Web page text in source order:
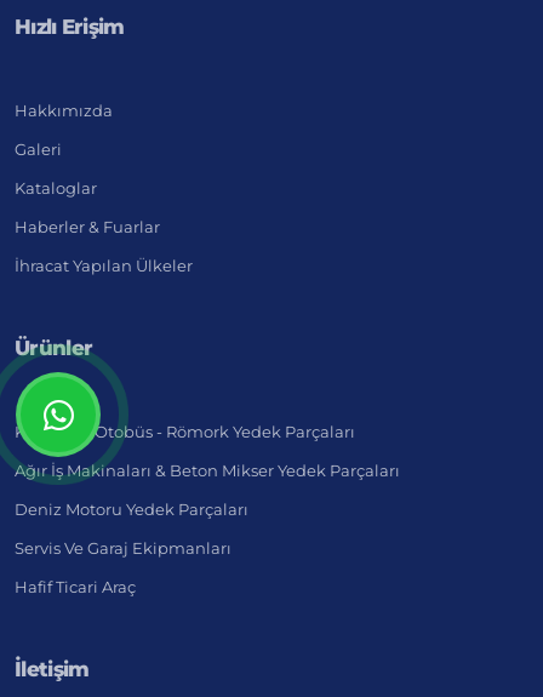
Hızlı Erişim
Hakkımızda
Galeri
Kataloglar
Haberler & Fuarlar
İhracat Yapılan Ülkeler
Ürünler
Kamyon - Otobüs - Römork Yedek Parçaları
Ağır İş Makinaları & Beton Mikser Yedek Parçaları
Deniz Motoru Yedek Parçaları
Servis Ve Garaj Ekipmanları
Hafif Ticari Araç
İletişim